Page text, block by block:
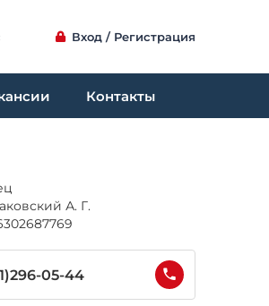
Вход / Регистрация
Контакты
А. Г.
05-44